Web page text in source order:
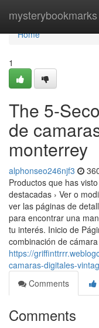
mysterybookmarks
Home
Home
1
The 5-
de
monterrey
alphonseo246njf3
Productos que has
destacadas › Ver o
ver las páginas de
para encontrar una
tu interés. Inicio de
combinación de cámara
https://
camaras-digitales-
Comments
Comments